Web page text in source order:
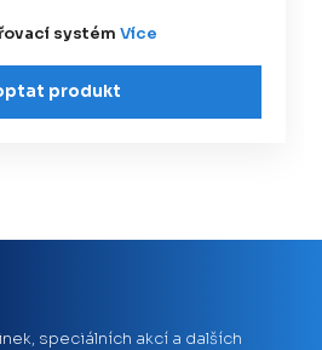
systém Více
produkt
speciálních akcí a dalších